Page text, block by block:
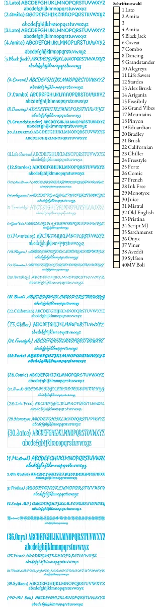
Schriftauswahl
1 Lato
2 Amita
3
4 Amita
5 Black Jack
6 Caveat
7 Combo
8 Dancing
9 Grandstander
10 Alegreya
11 Life Savers
12 Stardos
13 Alex Brusk
14 Arigania
15 Feasibily
16 Grand Vibes
17 Mountains
18 Pinyon
19 Eduardion
20 Bradley
21 Brusk
22 Californian
23 Chiller
24 Freestyle
25 Forte
26 Comic
27 French
28 Ink Free
29 Monotyoe
30 Juice
31 Mistral
32 Old English
33 Pristina
34 Script MJ
35 Sarchmenst
36 Onyx
37 Viner
38 Aveddi
39 Sylfaen
40MV Boli